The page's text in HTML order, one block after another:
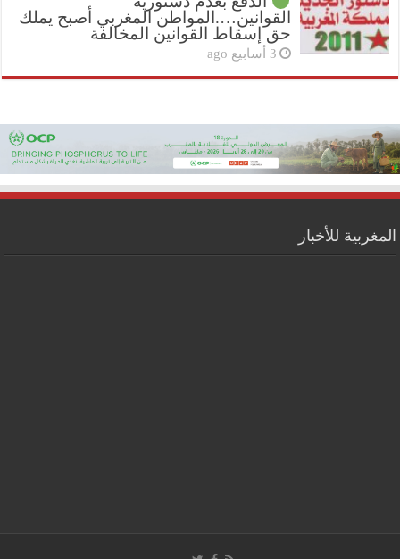
القوانين….المواطن المغربي أصبح يملك
حق إسقاط القوانين المخالفة
3 أسابيع ago
المغربية للأخبار